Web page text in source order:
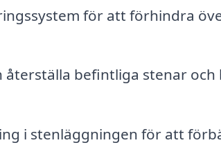
för att förhindra
återställa befintliga stenar
i stenläggningen för att